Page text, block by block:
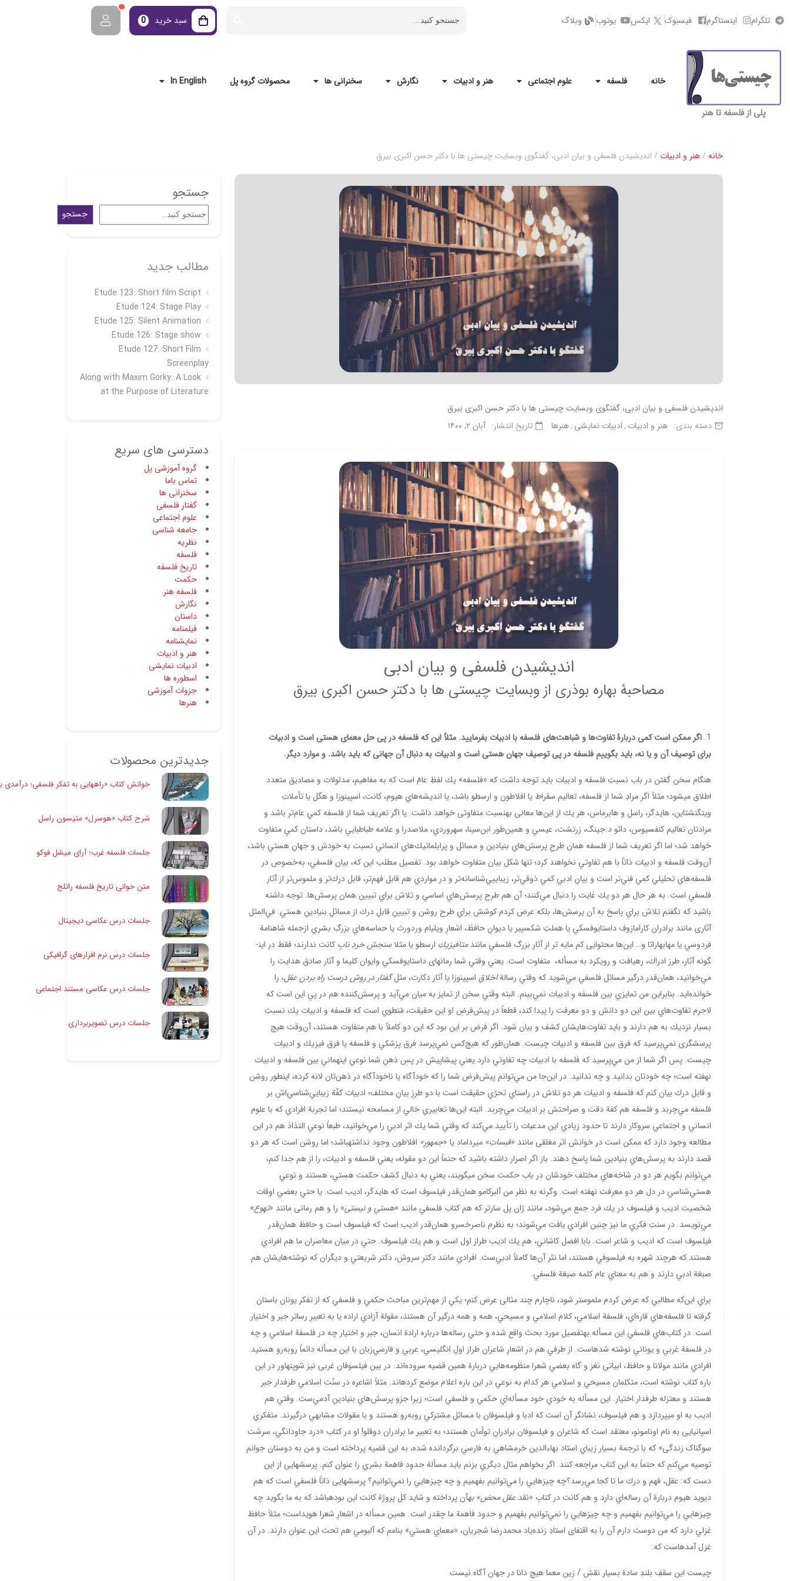
تلگرام اینستاگرم فیسبوک ایکس یوتوب وبلاگ سبد خرید 0
پلی از فلسفه تا هنر
خانه فلسفه علوم اجتماعی هنر و ادبیات نگارش سخنرانی ها محصولات گروه پل In English
خانه /هنر و ادبیات / اندیشیدن فلسفی و بیان ادبی، گفتگوی وبسایت چیستی ها با دکتر حسن اکبری بیرق
اندیشیدن فلسفی و بیان ادبی، گفتگوی وبسایت چیستی ها با دکتر حسن اکبری بیرق
دسته بندی: هنر و ادبیات ادبیات نمایشی هنرها تاریخ انتشار: آبان ۲, ۱۴۰۰
اندیشیدن فلسفی و بیان ادبی
مصاحبۀ بهاره بوذری از وبسایت چیستی ها با دکتر حسن اکبری بیرق
اگر ممکن است کمی دربارۀ تفاوت‌ها و شباهت‌های فلسفه با ادبیات بفرمایید. مثلاً این که فلسفه در پی حل معمای هستی است و ادبیات
برای توصیف آن و یا نه، باید بگوییم فلسفه در پی توصیف جهان هستی است و ادبیات به دنبال آن جهانی که باید باشد. و موارد دیگر.
هنگام سخن گفتن در باب نسبتِ فلسفه و ادبيات بايد توجه داشت كه «فلسفه» يك لفظِ عامّ است كه به مفاهيم، مدلولات و مصاديق متعدد
اطلاق می­شود؛ مثلاً اگر مرادِ شما از فلسفه، تعاليم سقراط يا افلاطون و ارسطو باشد، يا انديشه‌هاي هيوم، كانت، اسپينوزا و هگل يا تأملاتِ
ويتگنشتاين، هايدگر، راسل و هابرماس، هر يك از اين‌ها معانی به­نسبت متفاوتی خواهد داشت. يا اگر تعريف شما از فلسفه كمي عام‌تر باشد و
مرادتان تعاليم كنفسيوس، دائو د.جينگ، زرتشت، عيسي و همين‌طور ابن‌سينا، سهروردي، ملاصدرا و علامه طباطبايي باشد، داستان كمي متفاوت
خواهد شد؛ اما اگر تعريف شما از فلسفه همان طرحِ پرسش‌هاي بنيادين و مسائل و پرابلماتيك‌هاي انساني نسبت به خودش و جهانِ هستي باشد،
آن‌وقت فلسفه و ادبيات ذاتاً با هم تفاوتي نخواهند كرد؛ تنها شكل بيان متفاوت خواهد بود. تفصیل مطلب این که، بيان فلسفي، به‌خصوص در
فلسفه‌هاي تحليلي كمي فني‌تر است و بيانِ ادبي كمي ذوقي‌تر، زيباييي‌شناسانه‌تر و در مواردي هم قابل فهم‌تر، قابل درك‌تر و ملموس‌تر از آثار
فلسفي است. به هر حال هر دو يك غايت را دنبال مي‌كنند؛ آن هم طرح پرسش‌هاي اساسي و تلاش براي تبيين همان پرسش‌ها. توجه داشته
باشيد که نگفتم تلاش براي پاسخ به آن پرسش‌ها، بلكه عرض كردم كوشش براي طرح روشن و تبيينِ قابلِ درك از مسائلِ بنيادينِ هستي. في‌المثل
آثاری مانند برادران كارامازوفِ داستايوفسكي يا هملتِ شكسپير يا ديوانِ حافظ، اشعارِ ويليام وردورث يا حماسه‌هاي بزرگِ بشري ازجمله شاهنامة
فردوسي يا مهابهاراتا و… اين‌ها محتوایی كم ­مایه ­تر از آثارِ بزرگ فلسفي مانند متافيزيكِ ارسطو يا مثلاسنجشِ خردِ نابِكانت ندارند؛ فقط در این­
گونه آثار، طرز ادراك، رهيافت و رويكرد به مسأله، متفاوت است. يعني وقتي شما رمان­های داستايوفسكي وايوان كليما و آثار صادق هدايت را
مي‌خوانيد، همان‌قدر درگير مسائل فلسفي مي‌شويد كه وقتي رسالةاخلاقِ اسپينوزا يا آثار دكارت، مثلگفتار در روش درست راه بردن عقل، را
خوانده‌ايد. بنابراين من تمايزي بين فلسفه و ادبيات نمي‌بينم. البته وقتي سخن از تمايز به ميان مي‌آيد و پرسش‌كننده هم در پي اين است كه
لاجرم تفاوت‌هاي بين اين دو دانش و دو معرفت را پيدا كند، قطعاً در پيش‌فرضِ او اين حقیقت، مُنطوي است كه فلسفه و ادبيات يك نسبتِ
بسیار نزديك به ­هم دارند و باید تفاوت‌هایشان كشف و بیان شود. اگر فرض بر اين بود كه اين دو كاملاً با هم متفاوت هستند، آن‌وقت هيچ
پرسشگری نمي‌پرسيد كه فرق بين فلسفه و ادبيات چيست. همان‌طور كه هيچ‌كس نمي‌پرسد فرق پزشكي و فلسفه يا فرق فيزيك و ادبيات
چيست. پس اگر شما از من مي‌پرسيد كه فلسفه با ادبيات چه تفاوتي دارد يعني پيشاپيش در پسِ ذهنِ شما نوعي اين­هماني بين فلسفه و ادبيات
نهفته است؛ چه خودتان بدانيد و چه ندانيد. در اين‌جا من مي‌توانم پيش‌فرض شما را كه خودآگاه يا ناخودآگاه در ذهن‌تان لانه كرده، اينطور روشن
و قابل درك بيان كنم كه فلسفه و ادبيات هر دو تلاش در راستاي تحرّي حقيقت است با دو طرزِ بيانِ مختلف؛ ادبيات كفّة زيبايي‌شناسي‌اش بر
فلسفه مي‌چربد و فلسفه هم كفة دقت و صراحتش بر ادبيات مي‌چربد. البته اين‌ها تعابيري خالي از مسامحه نيستند؛ اما تجربة‌ افرادي كه با علوم
انساني و اجتماعي سروكار دارند تا حدود زيادي اين مدعيات را تأييد مي‌كند كه وقتي شما يك اثر ادبي را مي‌خوانيد، طبعاً نوعي التذاذ هم در اين
مطالعه وجود دارد كه ممكن است در خوانش اثر مغلقی مانند «قبساتِ» ميرداماد يا «جمهورِ» افلاطون وجود نداشته­باشد؛ اما روشن است که هر دو
قصد دارند به پرسش‌هاي بنيادين شما پاسخ دهند. باز اگر اصرار داشته باشيد كه حتماً اين دو مقوله، يعني فلسفه و ادبيات، را از هم جدا كنم،
مي‌توانم بگويم هر دو در شاخه‌هاي مختلف خودشان در باب حكمت سخن می­گویند، يعني به دنبال كشف حكمت هستي، هستند و نوعي
هستي‌شناسي در دل هر دو معرفت نهفته است. وگرنه به نظر من آلبركامو همان‌قدر فيلسوف است كه هايدگر، اديب است. يا حتي بعضي اوقات
شخصيت‌ اديب و فيلسوف در يك فرد جمع مي‌شود، مانند ژان پل سارتر كه هم كتاب فلسفي مانند «هستي و نیستی» را و هم رمانی مانند «تهوع»
مي‌نويسد. در سنتِ فكريِ ما نیز چنين افرادي يافت مي‌شوند؛ به نظرم ناصرخسرو همان‌قدر اديب است كه فيلسوف است و حافظ همان‌قدر
فيلسوف است كه اديب و شاعر است. بابا افضل كاشاني، هم يك اديب طراز اول است و هم يك فيلسوف. حتي در میان معاصران ما هم افرادي
هستند كه هرچند شهره به فيلسوفي هستند، اما نثر آن‌ها كاملاً ادبي‌ست. افرادي مانند دكتر سروش، دكتر شريعتي و ديگران كه نوشته‌هايشان هم
صبغة ادبي دارند و هم به معناي عام كلمه صبغة فلسفي.
براي اين‌كه مطالبي كه عرض كردم ملموس­تر شود، ناچارم چند مثالی عرض كنم؛ يكي از مهم‌ترين مباحث حكمي و فلسفي كه از تفکر يونان باستان
گرفته تا فلسفه‌هاي قاره‌اي، فلسفة اسلامي، كلام اسلامي و مسيحي، همه و همه درگير آن هستند، مقولة آزادي اراده يا به تعبيرِ رساتر جبر و اختيار
است. در كتاب‌هاي فلسفي اين مسأله به­تفصيل مورد بحث واقع شده و حتي رساله‌ها درباره ارادة انسان، جبر و اختيار چه در فلسفة اسلامي و چه
در فلسفة‌ غربي و يوناني نوشته شده­است. از طرفي هم در اشعارِ شاعرانِ طراز اولِ انگليسي‌، عربي و فارسي‌زبان با اين مسأله دائماً روبه‌رو هستيد.
افرادي مانند مولانا و حافظ، ابياتی نغز و گاه بعضي شعرا منظومه‌هايي دربارة همين قضيه سروده‌اند. در بين فيلسوفان غربی نیز شوپنهاور در اين
باره كتاب نوشته است، متكلمان مسيحي و اسلامي هر كدام به نوعي در اين باره اعلام موضع كرده­اند. مثلاً اشاعره در سنّت اسلامي طرفدار جبر
هستند و معتزله طرفدار اختيار. اين مسأله به خودي خود مسأله‌اي حكمي و فلسفي است؛ زيرا جزو پرسش‌هاي بنيادينِ آدمي‌ست. وقتي هم
اديب به او می­پردازد و هم فيلسوف، نشانگر آن است که ادبا و فيلسوفان با مسائل مشتركي روبه‌رو هستند و با مقولات مشابهي درگیرند. متفكري
اسپانیایی به نام اونامونو، معتقد است كه شاعران و فيلسوفان برادرانِ توأمان هستند؛ به تعبير ما برادران دوقلو! او در كتاب «درد جاودانگي، سرشت
سوگناک زندگی» كه با ترجمة بسيار زيباي استاد بهاءالدین خرمشاهي به فارسي برگردانده شده، به اين قضيه پرداخته است و من به دوستان جوانم
توصيه مي‌كنم كه حتماً به اين كتاب مراجعه كنند. اگر بخواهم مثال ديگري بزنم بايد مسألة ‌حدود فاهمة بشري را عنوان كنم. پرسش­هایی از این
دست که: عقل، فهم و درك ما تا كجا مي‌رسد؟چه چيزهايي را مي‌توانيم بفهميم و چه چيزهايي را نمي‌توانيم؟ پرسش­هایی ذاتاً فلسفي است كه هم
دیوید هيوم دربارة آن رساله‌اي دارد و هم كانت در كتابِ «نقد عقل محض» بهآن پرداخته و شايد كل پروژة كانت اين بوده­باشد كه به ما بگويد چه
چيزهايي را مي‌توانيم بفهميم و چه چيزهايي را نمي‌توانيم بفهميم و حدود فاهمة ما چقدر است. همين مسأله در اشعارِ شعرا هويداست؛ مثلاً‌ حافظ
غزلي دارد كه من دوست دارم آن را به اقتفای استادِ زنده‌ياد محمدرضا شجريان، «معماي هستي» بنامم كه آلبومي هم تحت اين عنوان دارند. در آن
غزل آمده­است که:
چيست اين سقفِ بلندِ سادة بسيار نقش / زين معما هيچ دانا در جهان آگاه نيست
جستجو
جستجو
مطالب جدید
Etude 123: Short film Script
Etude 124: Stage Play
Etude 125: Silent Animation
Etude 126: Stage show
Étude 127: Short Film
Screenplay
Along with Maxim Gorky: A Look
at the Purpose of Literature
دسترسی های سریع
گروه آموزشی پل
تماس باما
سخنرانی ها
گفتار فلسفی
علوم اجتماعی
جامعه شناسی
نظریه
فلسفه
تاریخ فلسفه
حکمت
فلسفه هنر
نگارش
داستان
فیلمنامه
نمایشنامه
هنر و ادبیات
ادبیات نمایشی
اسطوره ها
جزوات آموزشی
هنرها
جدیدترین محصولات
خوانش کتاب «راههایی به تفکر فلسفی؛ درآمدی
شرح کتاب «هوسرل» متیسون راسل
جلسات فلسفه غرب؛ آرای میشل فوکو
متن خوانی تاریخ فلسفه راتلج
جلسات درس عکاسی دیجیتال
جلسات درس نرم افزارهای گرافیکی
جلسات درس عکاسی مستند اجتماعی
جلسات درس تصویربرداری